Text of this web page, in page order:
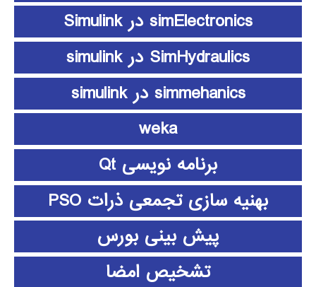
simElectronics در Simulink
SimHydraulics در simulink
simmehanics در simulink
weka
برنامه نویسی Qt
بهنیه سازی تجمعی ذرات PSO
پیش بینی بورس
تشخیص امضا